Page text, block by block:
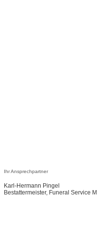
Ihr Ansprechpartner
Karl-Hermann Pingel
Bestattermeister, Funeral Service